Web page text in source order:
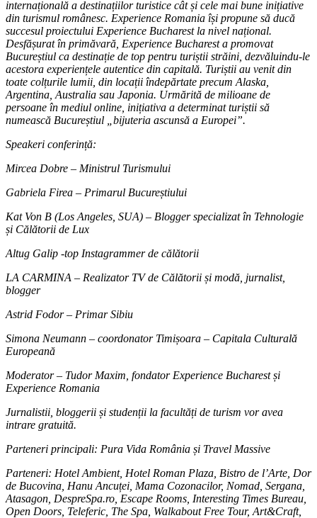
internațională a destinațiilor turistice cât și cele mai bune inițiative
din turismul românesc. Experience Romania își propune să ducă
succesul proiectului Experience Bucharest la nivel național.
Desfășurat în primăvară, Experience Bucharest a promovat
Bucureștiul ca destinație de top pentru turiștii străini, dezvăluindu-le
acestora experiențele autentice din capitală. Turiștii au venit din
toate colțurile lumii, din locații îndepărtate precum Alaska,
Argentina, Australia sau Japonia. Urmărită de milioane de
persoane în mediul online, inițiativa a determinat turiștii să
numească Bucureștiul „bijuteria ascunsă a Europei”.
Speakeri conferință:
Mircea Dobre – Ministrul Turismului
Gabriela Firea – Primarul Bucureștiului
Kat Von B (Los Angeles, SUA) – Blogger specializat în Tehnologie
și Călătorii de Lux
Altug Galip -top Instagrammer de călătorii
LA CARMINA – Realizator TV de Călătorii și modă, jurnalist,
blogger
Astrid Fodor – Primar Sibiu
Simona Neumann – coordonator Timișoara – Capitala Culturală
Europeană
Moderator – Tudor Maxim, fondator Experience Bucharest și
Experience Romania
Jurnalistii, bloggerii și studenții la facultăți de turism vor avea
intrare gratuită.
Parteneri principali: Pura Vida România și Travel Massive
Parteneri: Hotel Ambient, Hotel Roman Plaza, Bistro de l’Arte, Dor
de Bucovina, Hanu Ancuței, Mama Cozonacilor, Nomad, Sergana,
Atasagon, DespreSpa.ro, Escape Rooms, Interesting Times Bureau,
Open Doors, Teleferic, The Spa, Walkabout Free Tour, Art&Craft,